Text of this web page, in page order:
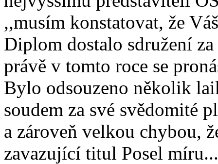
,,musím konstatovat, že
Diplom dostalo sdružení
právě v tomto roce se
Bylo odsouzeno několik
soudem za své svědomité
a zároveň velkou chybou,
zavazující titul Posel